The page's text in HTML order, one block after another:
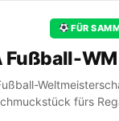
FÜR
Fußball-
fürs